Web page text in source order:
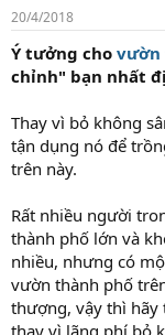
20/4/2018
Ý tưởng cho vườn
chỉnh" bạn nhất
Thay vì bỏ không
tận dụng nó để
trên này.
Rất nhiều người
thành phố lớn và
nhiều, nhưng có
vườn thành phố
thượng, vậy thì hãy
thay vì lãng phí bỏ